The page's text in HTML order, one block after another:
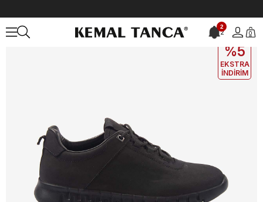
2
2 0
EKLE5
%5
EKSTRA
İNDİRİM